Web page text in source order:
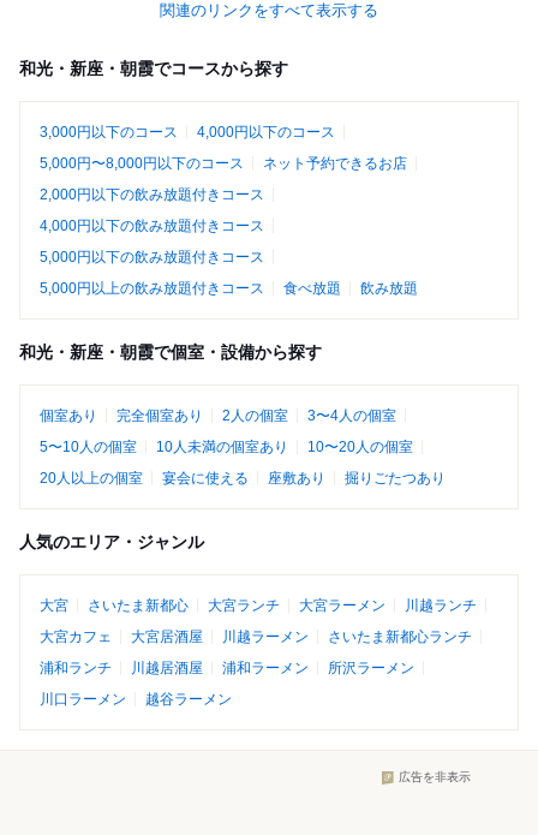
関連のリンクをすべて表示する
和光・新座・朝霞でコースから探す
3,000円以下のコース
4,000円以下のコース
5,000円〜8,000円以下のコース
ネット予約できるお店
2,000円以下の飲み放題付きコース
4,000円以下の飲み放題付きコース
5,000円以下の飲み放題付きコース
5,000円以上の飲み放題付きコース
食べ放題 飲み放題
和光・新座・朝霞で個室・設備から探す
個室あり 完全個室あり 2人の個室
3〜4人の個室
5〜10人の個室
10人未満の個室あり
10〜20人の個室
20人以上の個室
宴会に使える 座敷あり 掘りごたつあり
人気のエリア・ジャンル
大宮 さいたま新都心 大宮ランチ 大宮ラーメン
川越ランチ
大宮カフェ
大宮居酒屋 川越ラーメン
さいたま新都心ランチ
浦和ランチ
川越居酒屋 浦和ラーメン
所沢ラーメン
川口ラーメン
越谷ラーメン
広告を非表示